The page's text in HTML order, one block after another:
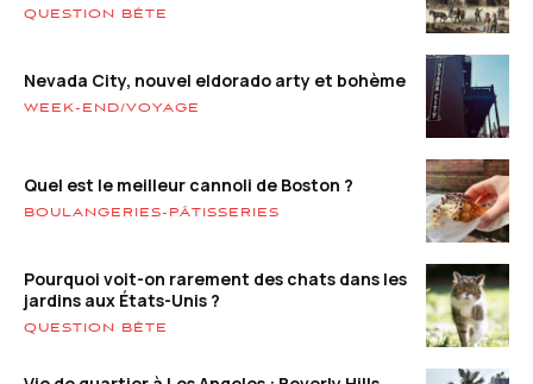
QUESTION BÊTE
Nevada City, nouvel eldorado arty et bohème
WEEK-END/VOYAGE
Quel est le meilleur cannoli de Boston ?
BOULANGERIES-PÂTISSERIES
Pourquoi voit-on rarement des chats dans les
jardins aux États-Unis ?
QUESTION BÊTE